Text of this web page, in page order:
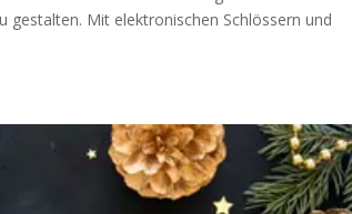
Mit elektronischen Schlössern und